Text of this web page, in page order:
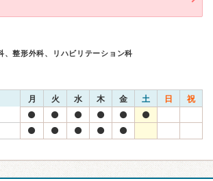
、整形外科、リハビリテーション科
月 火 水 木 金 土 日 祝